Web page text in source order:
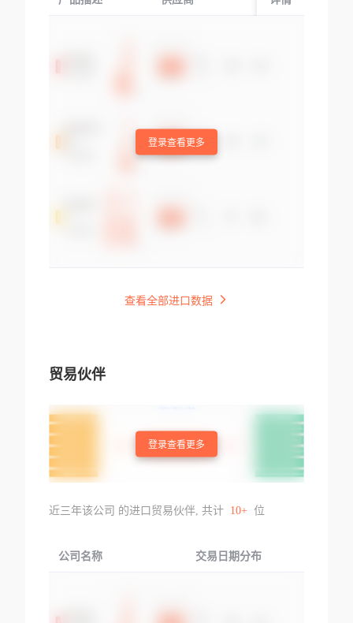
登录查看更多
查看全部进口数据
贸易伙伴
登录查看更多
近三年该公司 的进口贸易伙伴, 共计 10+ 位
公司名称 交易日期分布